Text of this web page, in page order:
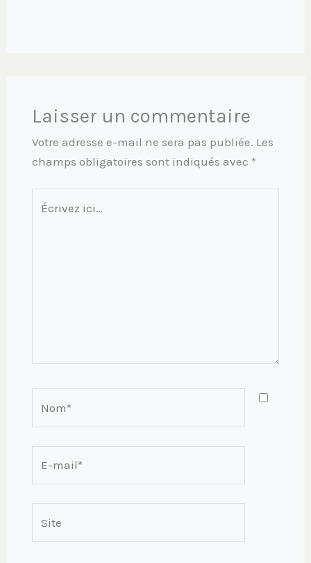
Laisser un commentaire
Votre adresse e-mail ne sera pas publiée. Les
champs obligatoires sont indiqués avec *